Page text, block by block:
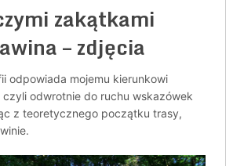
zakątkami
– zdjęcia
odpowiada mojemu kierunkowi
odwrotnie do ruchu wskazówek
z teoretycznego początku trasy,